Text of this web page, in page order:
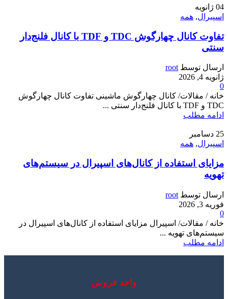
04 ژانویه
اسپیرال, همه
تفاوت کانال چهارگوش TDC و TDF با کانال فلنج‌دار
سنتی
ارسال توسط root
ژانویه 4, 2026
0
خانه / مقالات/ کانال چهارگوش ماشینی تفاوت کانال چهارگوش
TDC و TDF با کانال فلنج‌دار سنتی ...
ادامه مطلب
25 دسامبر
اسپیرال, همه
مزایای استفاده از کانال‌های اسپیرال در سیستم‌های
تهویه
ارسال توسط root
فوریه 3, 2026
0
خانه / مقالات/ اسپیرال مزایای استفاده از کانال‌های اسپیرال در
سیستم‌های تهویه ...
ادامه مطلب
واحد فروش